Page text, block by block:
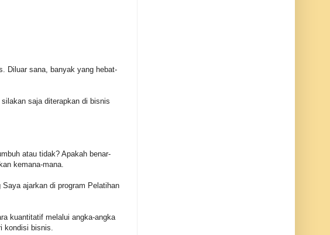
Diluar sana, banyak yang hebat-
saja diterapkan di bisnis
atau tidak? Apakah benar-
kemana-mana.
ajarkan di program Pelatihan
kuantitatif melalui angka-angka
kondisi bisnis.